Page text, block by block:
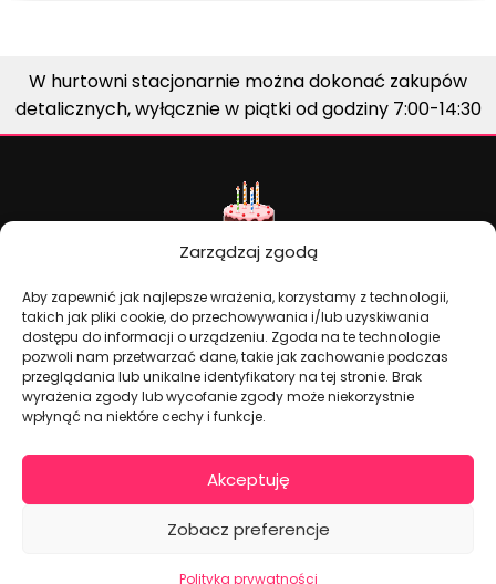
Zarządzaj zgodą
Aby zapewnić jak najlepsze wrażenia, korzystamy z technologii,
takich jak pliki cookie, do przechowywania i/lub uzyskiwania
dostępu do informacji o urządzeniu. Zgoda na te technologie
pozwoli nam przetwarzać dane, takie jak zachowanie podczas
przeglądania lub unikalne identyfikatory na tej stronie. Brak
wyrażenia zgody lub wycofanie zgody może niekorzystnie
wpłynąć na niektóre cechy i funkcje.
Akceptuję
Zobacz preferencje
Polityka prywatności
W hurtowni stacjonarnie można dokonać zakupów
detalicznych, wyłącznie w piątki od godziny 7:00-14:30
Dekoracje na torty i akcesoria imprezowe
KONTAKT I DANE FIRMOWE
+48 511 246 275
tortoweozdoby.sklep@gmail.com
ul. Modularna 12, 02-238 Warszawa
Giełda Spożywcza Okęcie Pawilon 403
Pon.-Pt.: 07:00 - 14:30